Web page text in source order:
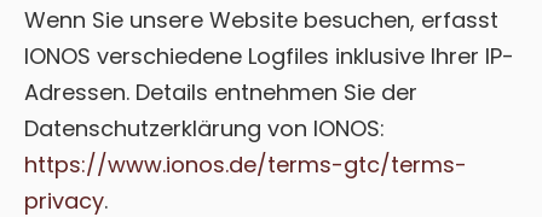
Wenn Sie unsere Website besuchen, erfasst
IONOS verschiedene Logfiles inklusive Ihrer IP-
Adressen. Details entnehmen Sie der
Datenschutzerklärung von IONOS:
https://www.ionos.de/terms-gtc/terms-
privacy.